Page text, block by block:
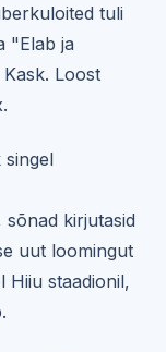
tuli
"Elab ja
Loost
singel
kirjutasid
uut loomingut
Hiiu staadionil,